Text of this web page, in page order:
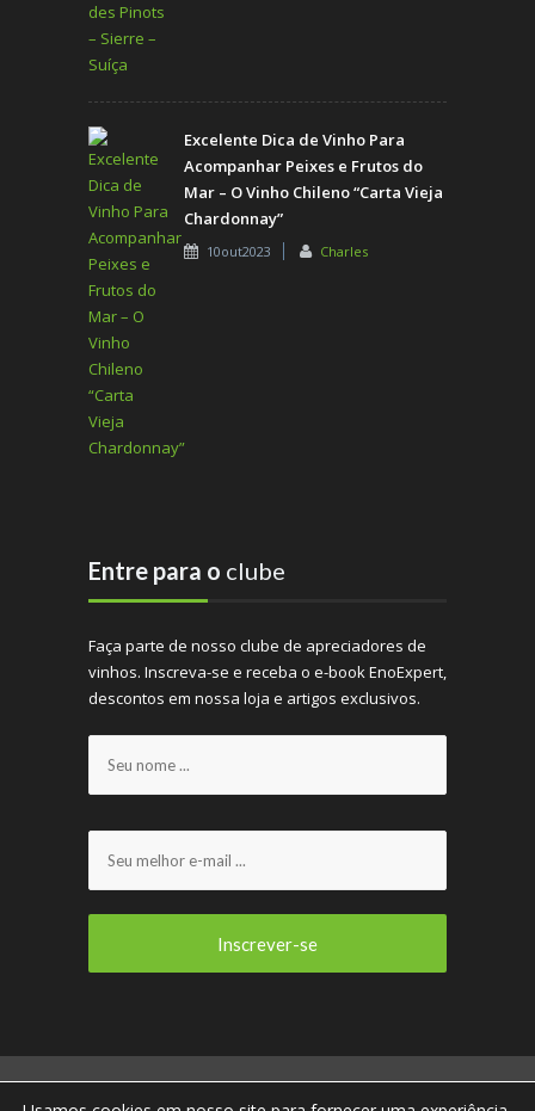
Excelente Dica de Vinho Para
Acompanhar Peixes e Frutos do
Mar – O Vinho Chileno “Carta Vieja
Chardonnay”
10out2023 Charles
Entre para o clube
Faça parte de nosso clube de apreciadores de
vinhos. Inscreva-se e receba o e-book EnoExpert,
descontos em nossa loja e artigos exclusivos.
ENOVIRTUA E VOCÊ CONECTADOS AO MUNDO DO